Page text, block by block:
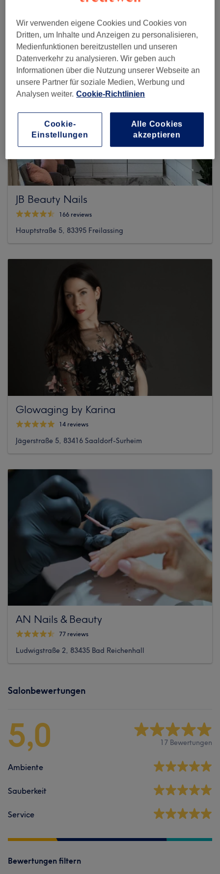
JB Beauty Nails
166 reviews
Hauptstraße 5, 83395 Freilassing
Glowaging by Karina
14 reviews
Jägerstraße 5, 83416 Saaldorf-Surheim
AN Nails & Beauty
77 reviews
Ludwigstraße 2, 83435 Bad Reichenhall
Salonbewertungen
5,0 17 Bewertungen
Ambiente
Sauberkeit
Service
Bewertungen filtern
Wir verwenden eigene Cookies und Cookies von
Dritten, um Inhalte und Anzeigen zu personalisieren,
Medienfunktionen bereitzustellen und unseren
Datenverkehr zu analysieren. Wir geben auch
Informationen über die Nutzung unserer Webseite an
unsere Partner für soziale Medien, Werbung und
Analysen weiter. Cookie-Richtlinien
Cookie-
Einstellungen
Alle Cookies
akzeptieren